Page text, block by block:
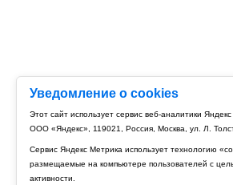
Уведомление о cookies
Этот сайт использует сервис веб-аналитики
ООО «Яндекс», 119021, Россия, Москва, ул. Л.
Сервис Яндекс Метрика использует технологию
размещаемые на компьютере пользователей с
активности.